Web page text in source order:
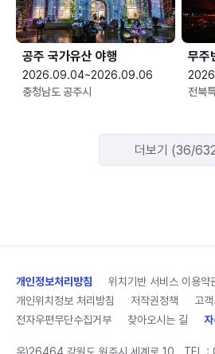
공주 국가유산 야행
2026.09.04~2026.09.06
충청남도 공주시
무주
전북
더보기 (36/
개인정보처리방침
위치기반 서비스 이용약
개인위치정보 처리방침
저작권정책
고
전자우편무단수집거부
찾아오시는 길